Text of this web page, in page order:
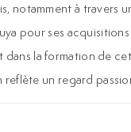
à travers
pour ses
dans la formation de
un regard